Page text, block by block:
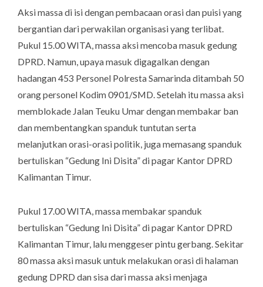
Aksi massa di isi dengan pembacaan orasi dan puisi yang
bergantian dari perwakilan organisasi yang terlibat.
Pukul 15.00 WITA, massa aksi mencoba masuk gedung
DPRD. Namun, upaya masuk digagalkan dengan
hadangan 453 Personel Polresta Samarinda ditambah 50
orang personel Kodim 0901/SMD. Setelah itu massa aksi
memblokade Jalan Teuku Umar dengan membakar ban
dan membentangkan spanduk tuntutan serta
melanjutkan orasi-orasi politik, juga memasang spanduk
bertuliskan “Gedung Ini Disita” di pagar Kantor DPRD
Kalimantan Timur.
Pukul 17.00 WITA, massa membakar spanduk
bertuliskan “Gedung Ini Disita” di pagar Kantor DPRD
Kalimantan Timur, lalu menggeser pintu gerbang. Sekitar
80 massa aksi masuk untuk melakukan orasi di halaman
gedung DPRD dan sisa dari massa aksi menjaga